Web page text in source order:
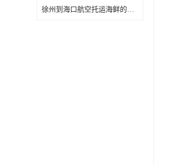
徐州到海口航空托运海鲜的运输时间 空运专线-一站式服务